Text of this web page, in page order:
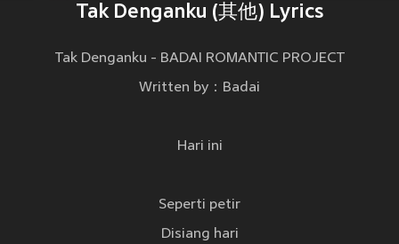
Tak Denganku (其他) Lyrics
Tak Denganku - BADAI ROMANTIC PROJECT
Written by：Badai
Hari ini
Seperti petir
Disiang hari